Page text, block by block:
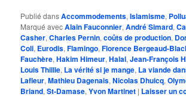
Publié dansAccommodements,Islamisme,
Marqué avecAlain Fauconnier,André Simard,
Casher,Charles Pernin,coûts de production,
Coli, Eurodis,Flamingo,Florence Bergeaud-
Fauchère,Hakim Himeur,Halal,Jean-François
Louis Thillie, La vérité si je mange, La viande
Lafleur,Mathieu Dagenais,Nicolas Dhuicq,
Briand,St-Damase,Yvon Martinet | Laisser un